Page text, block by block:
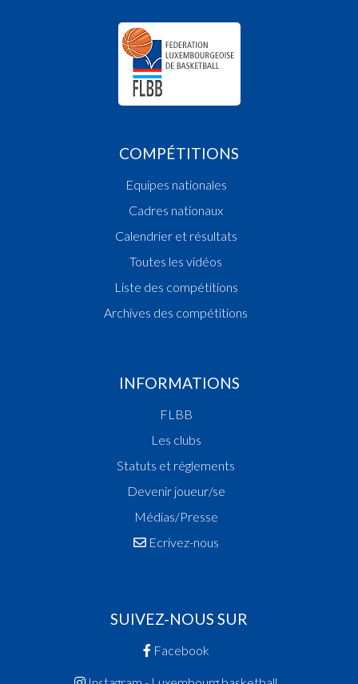
COMPÉTITIONS
Equipes nationales
Cadres nationaux
Calendrier et résultats
Toutes les vidéos
Liste des compétitions
Archives des compétitions
INFORMATIONS
FLBB
Les clubs
Statuts et réglements
Devenir joueur/se
Médias/Presse
Ecrivez-nous
SUIVEZ-NOUS SUR
Facebook